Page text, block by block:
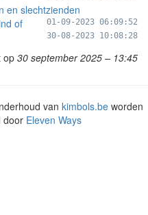
en slechtzienden
01-09-2023 06:09:52
of
30-08-2023 10:08:28
op30 september 2025 – 13:45
van kimbols.beworden
door Eleven Ways